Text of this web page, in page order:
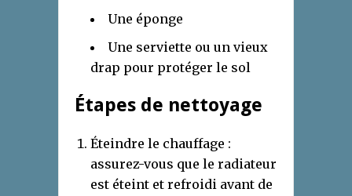
Une éponge
Une serviette ou un vieux
drap pour protéger le sol
Étapes de nettoyage
Éteindre le chauffage :
assurez-vous que le radiateur
est éteint et refroidi avant de